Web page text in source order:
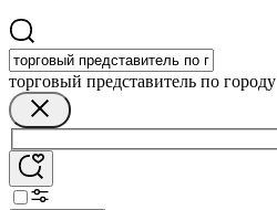
торговый представитель по городу